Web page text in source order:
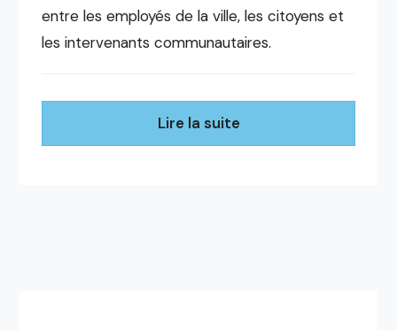
entre les employés de la ville, les citoyens et
les intervenants communautaires.
Lire la suite